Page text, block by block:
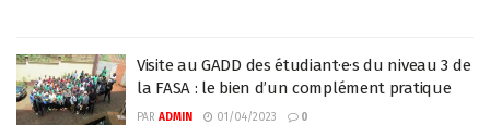
Visite au GADD des étudiant·e·s du niveau 3 de
la FASA : le bien d’un complément pratique
PAR ADMIN 01/04/2023 0